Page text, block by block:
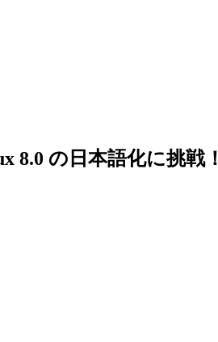
8.0 の日本語化に挑戦！